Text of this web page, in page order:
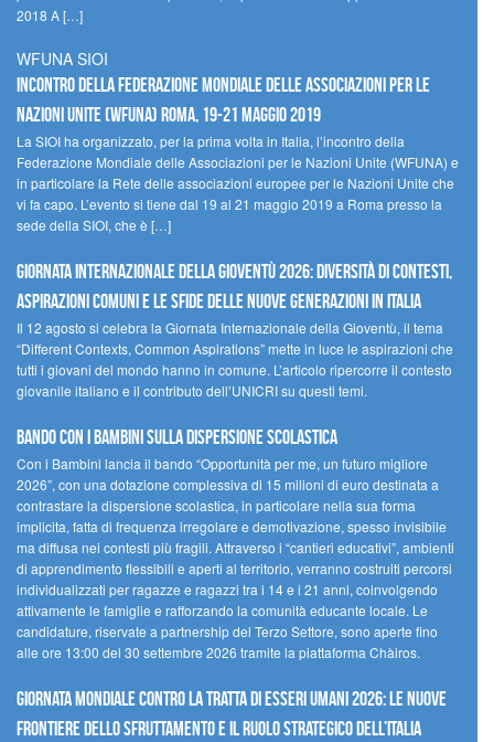
2018 A […]
WFUNA SIOI
Incontro della Federazione Mondiale delle Associazioni per le
Nazioni Unite (WFUNA) Roma, 19-21 maggio 2019
La SIOI ha organizzato, per la prima volta in Italia, l’incontro della
Federazione Mondiale delle Associazioni per le Nazioni Unite (WFUNA) e
in particolare la Rete delle associazioni europee per le Nazioni Unite che
vi fa capo. L’evento si tiene dal 19 al 21 maggio 2019 a Roma presso la
sede della SIOI, che è […]
GIORNATA INTERNAZIONALE DELLA GIOVENTÙ 2026: DIVERSITÀ DI CONTESTI,
ASPIRAZIONI COMUNI E LE SFIDE DELLE NUOVE GENERAZIONI IN ITALIA
Il 12 agosto si celebra la Giornata Internazionale della Gioventù, il tema
“Different Contexts, Common Aspirations” mette in luce le aspirazioni che
tutti i giovani del mondo hanno in comune. L’articolo ripercorre il contesto
giovanile italiano e il contributo dell’UNICRI su questi temi.
Bando Con i Bambini sulla dispersione scolastica
Con i Bambini lancia il bando “Opportunità per me, un futuro migliore
2026”, con una dotazione complessiva di 15 milioni di euro destinata a
contrastare la dispersione scolastica, in particolare nella sua forma
implicita, fatta di frequenza irregolare e demotivazione, spesso invisibile
ma diffusa nei contesti più fragili. Attraverso i “cantieri educativi”, ambienti
di apprendimento flessibili e aperti al territorio, verranno costruiti percorsi
individualizzati per ragazze e ragazzi tra i 14 e i 21 anni, coinvolgendo
attivamente le famiglie e rafforzando la comunità educante locale. Le
candidature, riservate a partnership del Terzo Settore, sono aperte fino
alle ore 13:00 del 30 settembre 2026 tramite la piattaforma Chàiros.
GIORNATA MONDIALE CONTRO LA TRATTA DI ESSERI UMANI 2026: LE NUOVE
FRONTIERE DELLO SFRUTTAMENTO E IL RUOLO STRATEGICO DELL’ITALIA